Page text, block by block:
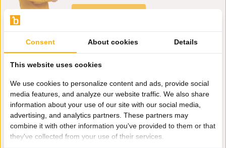
klantenservice@bazaaronline.nl
Ontvang de nieuwste aanbiedingen en promoties. We zullen
je niet spammen, beloofd.
Consent About cookies Details
This website uses cookies
We use cookies to personalize content and ads, provide social
media features, and analyze our website traffic. We also share
information about your use of our site with our social media,
advertising, and analytics partners. These partners may
combine it with other information you've provided to them or that
they've collected from your use of their services.